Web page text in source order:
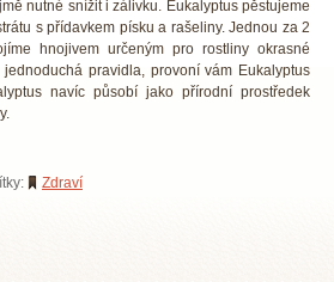
nutné snížit i zálivku. Eukalyptus pěstujeme
s přídavkem písku a rašeliny. Jednou za 2
hnojivem určeným pro rostliny okrasné
jednoduchá pravidla, provoní vám Eukalyptus
navíc působí jako přírodní prostředek
Zdraví